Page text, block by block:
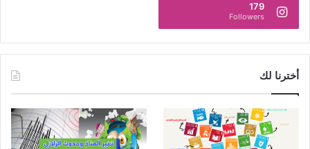
179
Followers
أخترنا لك